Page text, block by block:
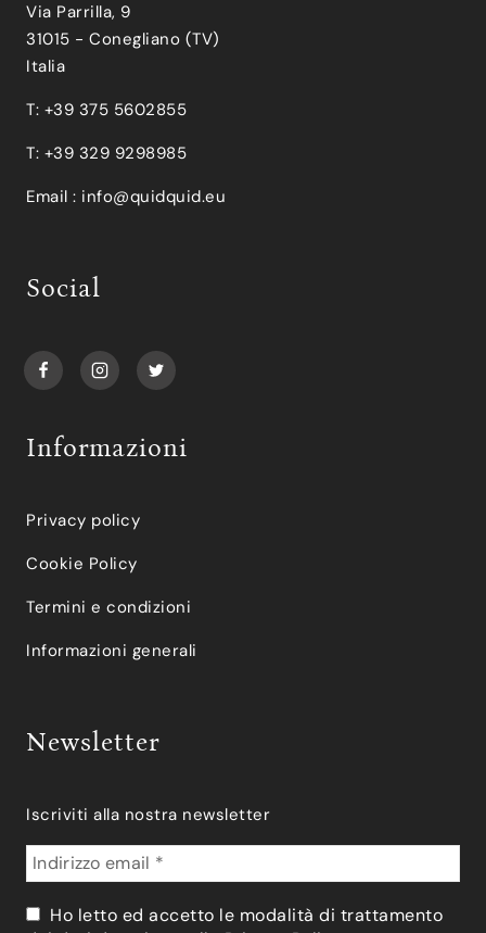
Via Parrilla, 9
31015 - Conegliano (TV)
Italia
T: +39 375 5602855
T: +39 329 9298985
Email : info@quidquid.eu
Social
Informazioni
Privacy policy
Cookie Policy
Termini e condizioni
Informazioni generali
Newsletter
Iscriviti alla nostra newsletter
Ho letto ed accetto le modalità di trattamento